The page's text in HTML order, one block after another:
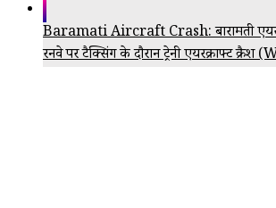
Baramati Aircraft Crash: बारामती
रनवे पर टैक्सिंग के दौरान ट्रेनी एयरक्राफ्ट